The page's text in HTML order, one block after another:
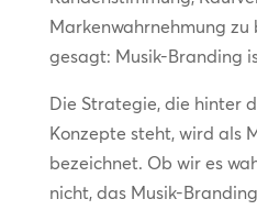
Markenwahrnehmung zu
gesagt: Musik-Branding
Die Strategie, die hinter
Konzepte steht, wird als
bezeichnet. Ob wir es
nicht, das Musik-